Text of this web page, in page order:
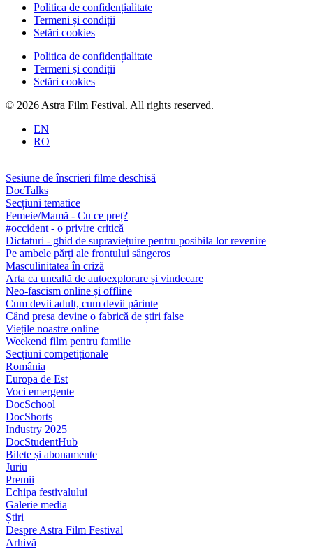
Politica de confidențialitate
Termeni și condiții
Setări cookies
Politica de confidențialitate
Termeni și condiții
Setări cookies
© 2026 Astra Film Festival. All rights reserved.
EN
RO
Sesiune de înscrieri filme deschisă
DocTalks
Secțiuni tematice
Femeie/Mamă - Cu ce preț?
#occident - o privire critică
Dictaturi - ghid de supraviețuire pentru posibila lor revenire
Pe ambele părți ale frontului sângeros
Masculinitatea în criză
Arta ca unealtă de autoexplorare și vindecare
Neo-fascism online și offline
Cum devii adult, cum devii părinte
Când presa devine o fabrică de știri false
Viețile noastre online
Weekend film pentru familie
Secțiuni competiționale
România
Europa de Est
Voci emergente
DocSchool
DocShorts
Industry 2025
DocStudentHub
Bilete și abonamente
Juriu
Premii
Echipa festivalului
Galerie media
Știri
Despre Astra Film Festival
Arhivă